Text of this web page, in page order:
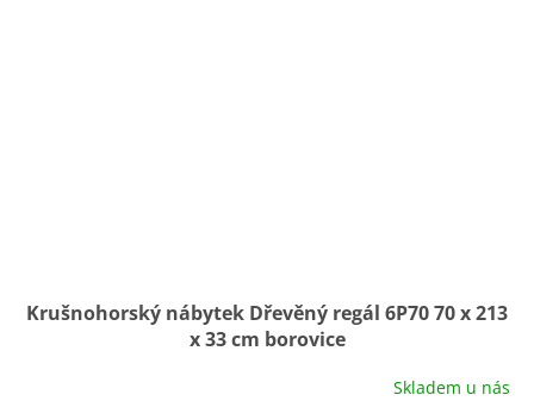
Krušnohorský nábytek Dřevěný regál 6P70 70 x 213
x 33 cm borovice
Skladem u nás